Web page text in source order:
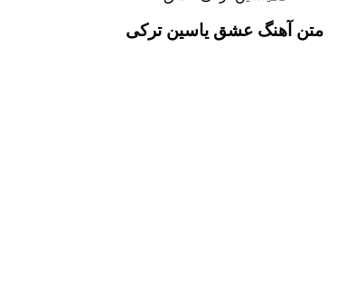
متن آهنگ عشق یاسین ترکی